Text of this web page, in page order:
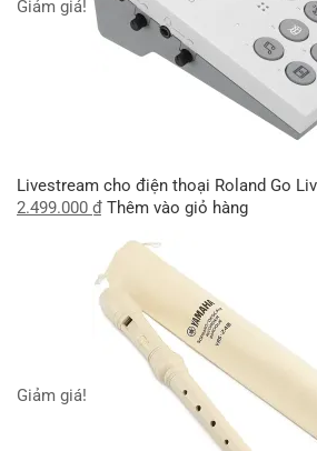
Giảm giá!
Livestream cho điện thoại Roland Go
2.499.000 ₫ Thêm vào giỏ hàng
Giảm giá!